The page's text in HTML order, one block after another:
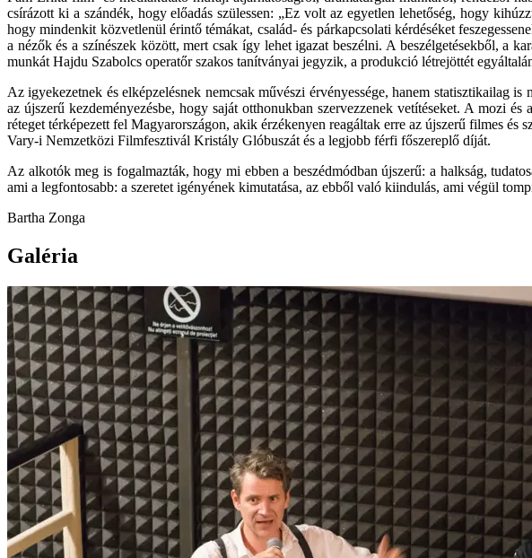
csírázott ki a szándék, hogy előadás szülessen: „Ez volt az egyetlen lehetőség, hogy
hogy mindenkit közvetlenül érintő témákat, család- és párkapcsolati kérdéséket
a nézők és a színészek között, mert csak így lehet igazat beszélni. A beszélgetésekből, a
munkát Hajdu Szabolcs operatőr szakos tanítványai jegyzik, a produkció létrejöttét
Az igyekezetnek és elképzelésnek nemcsak művészi érvényessége, hanem statisztikailag
az újszerű kezdeményezésbe, hogy saját otthonukban szervezzenek vetítéseket. A mozi
réteget térképezett fel Magyarországon, akik érzékenyen reagáltak erre az újszerű filmes
Vary-i Nemzetközi Filmfesztivál Kristály Glóbuszát és a legjobb férfi főszereplő díját.
Az alkotók meg is fogalmazták, hogy mi ebben a beszédmódban újszerű: a halkság,
ami a legfontosabb: a szeretet igényének kimutatása, az ebből való kiindulás, ami végül
Bartha Zonga
Galéria